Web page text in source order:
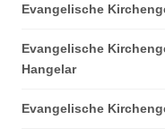
Evangelische
Evangelische
Hangelar
Evangelische